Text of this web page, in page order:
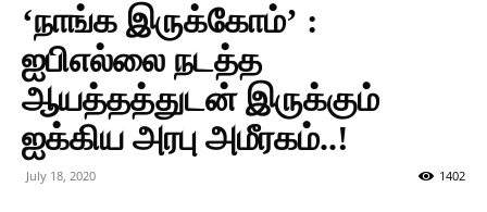
‘நாங்க இருக்கோம்’ :
ஐபிஎல்லை நடத்த
ஆயத்தத்துடன் இருக்கும்
ஐக்கிய அரபு அமீரகம்..!
July 18, 2020 1402